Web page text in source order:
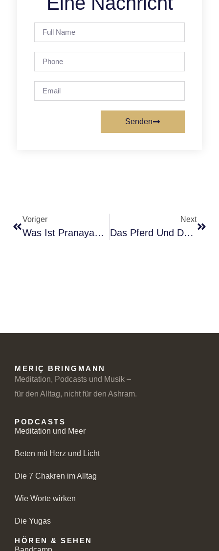
Senden
Voriger
Was Ist Pranayama? Eine Einführung In Die Atemübungen Des Yoga
Next
Das Pferd Und Der Lieferwagen
MERIÇ BRINGMANN
Meditation, Podcasts und Musik –
für den Alltag, nicht für den Ashram.
PODCASTS
Meditation und Meer
Beten mit Herz und Licht
Die 7 Chakren im Alltag
Wie Worte wirken
Die Yugas
HÖREN & SEHEN